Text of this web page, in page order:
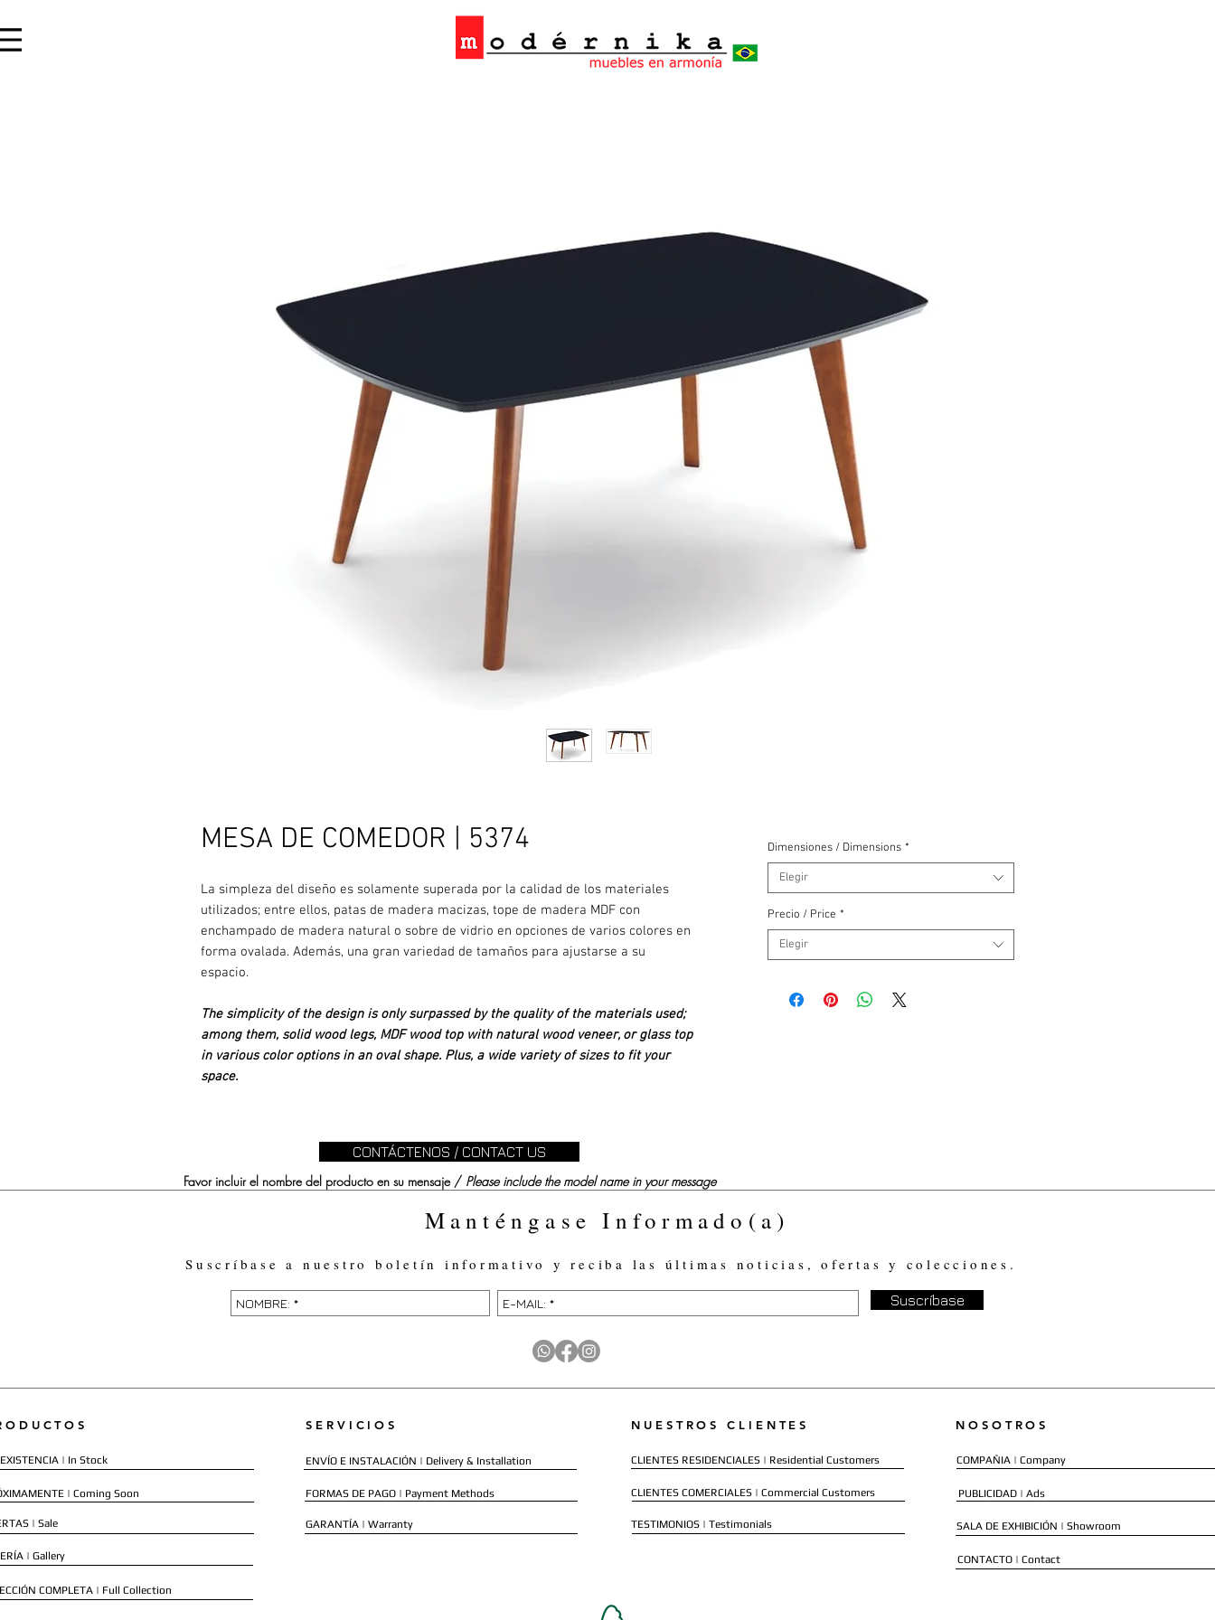
MESA DE COMEDOR | 5374
La simpleza del diseño es solamente superada por la calidad de los materiales
utilizados; entre ellos, patas de madera macizas, tope de madera MDF con
enchampado de madera natural o sobre de vidrio en opciones de varios colores en
forma ovalada. Además, una gran variedad de tamaños para ajustarse a su
espacio.
The simplicity of the design is only surpassed by the quality of the materials used;
among them, solid wood legs, MDF wood top with natural wood veneer, or glass top
in various color options in an oval shape. Plus, a wide variety of sizes to fit your
space.
Dimensiones / Dimensions *
Elegir
Precio / Price *
Elegir
CONTÁCTENOS / CONTACT US
Favor incluir el nombre del producto en su mensaje / Please include the model name in your message
Manténgase Informado(a)
Suscríbase a nuestro boletín informativo y reciba las últimas noticias, ofertas y colecciones.
Suscríbase
| In Stock
| Coming Soon
| Sale
| Gallery
COMPLETA | Full Collection
SERVICIOS
ENVÍO E INSTALACIÓN | Delivery & Installation
FORMAS DE PAGO | Payment Methods
GARANTÍA | Warranty
NUESTROS CLIENTES
CLIENTES RESIDENCIALES | Residential Customers
CLIENTES COMERCIALES | Commercial Customers
TESTIMONIOS | Testimonials
NOSOTROS
COMPAÑIA | Company
PUBLICIDAD | Ads
SALA DE EXHIBICIÓN | Showroom
CONTACTO | Contact